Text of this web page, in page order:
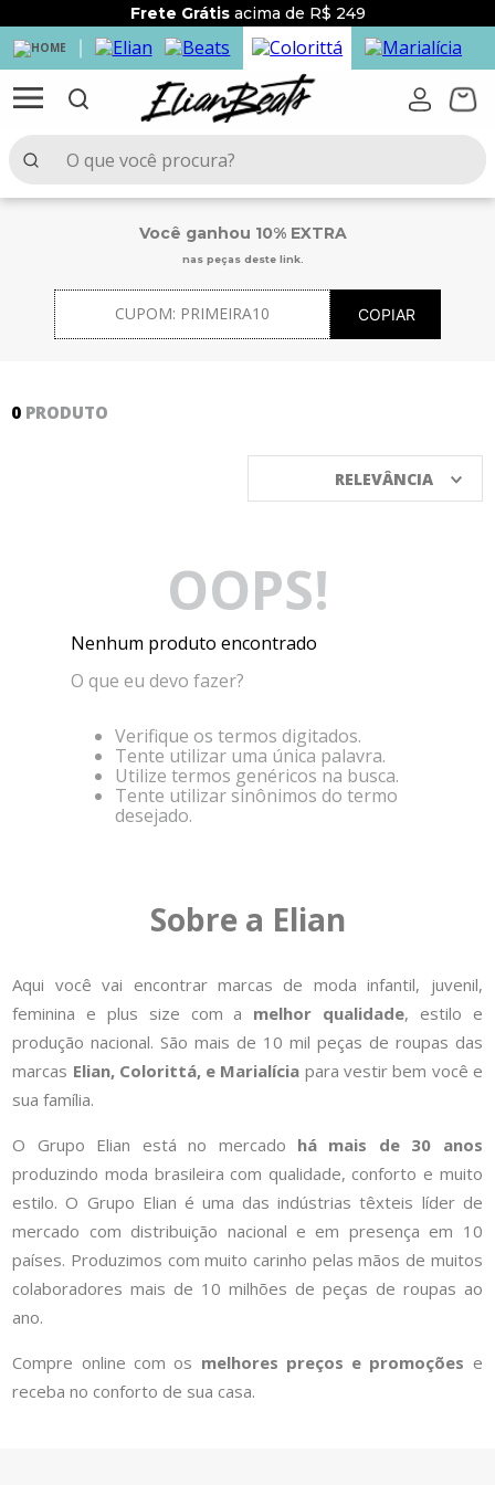
Frete Grátisacima de R$ 249
Você ganhou 10% EXTRA
nas peças deste link.
CUPOM: PRIMEIRA10 COPIAR
0 PRODUTO
RELEVÂNCIA
OOPS!
Nenhum produto encontrado
O que eu devo fazer?
Verifique os termos digitados.
Tente utilizar uma única palavra.
Utilize termos genéricos na busca.
Tente utilizar sinônimos do termo
desejado.
Sobre a Elian
Aqui você vai encontrar marcas de moda infantil, juvenil,
feminina e plus size com a melhor qualidade, estilo e
produção nacional. São mais de 10 mil peças de roupas das
marcas Elian, Colorittá, e Marialícia para vestir bem você e
sua família.
O Grupo Elian está no mercado há mais de 30 anos
produzindo moda brasileira com qualidade, conforto e muito
estilo. O Grupo Elian é uma das indústrias têxteis líder de
mercado com distribuição nacional e em presença em 10
países. Produzimos com muito carinho pelas mãos de muitos
colaboradores mais de 10 milhões de peças de roupas ao
ano.
Compre online com os melhores preços e promoções e
receba no conforto de sua casa.
TERMOS MAIS BUSCADOS
elian beats
3
conjunto menino